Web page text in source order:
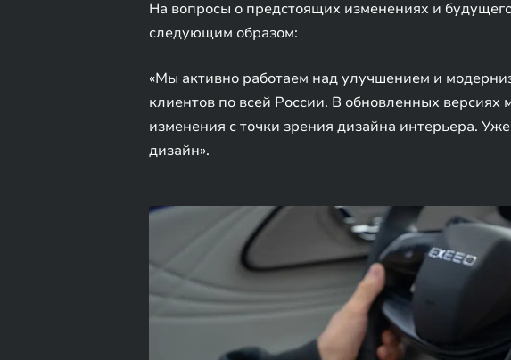
На вопросы о предстоящих изменениях и
следующим образом:
«Мы активно работаем над улучшением и
клиентов по всей России. В обновленных
изменения с точки зрения дизайна интерьера.
дизайн».